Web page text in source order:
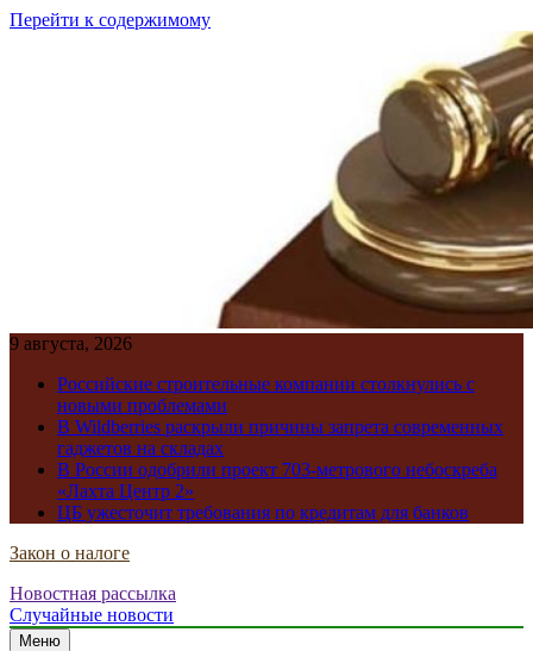
Перейти к содержимому
9 августа, 2026
Российские строительные компании столкнулись с
новыми проблемами
В Wildberries раскрыли причины запрета современных
гаджетов на складах
В России одобрили проект 703-метрового небоскреба
«Лахта Центр 2»
ЦБ ужесточит требования по кредитам для банков
Закон о налоге
Новостная рассылка
Случайные новости
Меню